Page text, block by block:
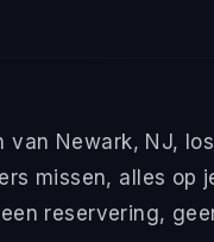
Newark, NJ,
missen, alles op
reservering,